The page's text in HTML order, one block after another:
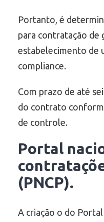
Portanto, é
para contratação de
estabelecimento de
compliance.
Com prazo de até
do contrato
de controle.
Portal
(PNCP).
A criação o do